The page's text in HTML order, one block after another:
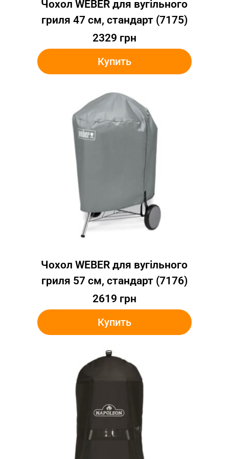
Чохол WEBER для вугільного
гриля 47 см, стандарт (7175)
2329 грн
Купить
Чохол WEBER для вугільного
гриля 57 см, стандарт (7176)
2619 грн
Купить